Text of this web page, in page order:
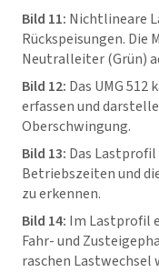
Bild 11: Nichtlineare
Rückspeisungen. Die
Neutralleiter (Grün)
Bild 12: Das UMG
erfassen und
Oberschwingung.
Bild 13: Das
Betriebszeiten und
zu erkennen.
Bild 14: Im Lastprofil
Fahr- und
raschen Lastwechsel